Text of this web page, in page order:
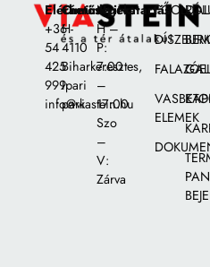
Elérhetőségek:
+36
54
425
999
info@viastein.hu
Címünk:
H-
4110
Biharkeresztes,
Ipari
park
Nyitvatartás
H –
P:
7:00
–
17:00
Szo
–
V:
Zárva
FŐOLDAL
ELEMEK